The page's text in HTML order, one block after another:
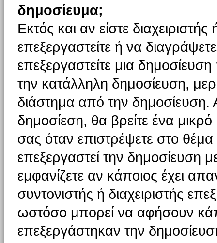
δημοσίευμα;
Εκτός και αν είστε
επεξεργαστείτε ή να
επεξεργαστείτε μια
την κατάλληλη δημοσίευση,
διάστημα από την δημοσίευση.
δημοσίεση, θα βρείτε ένα
σας όταν επιστρέψετε στο
επεξεργαστεί την δημοσίευση
εμφανίζετε αν κάποιος έχει
συντονιστής ή διαχειριστής
ωστόσο μπορεί να αφήσουν
επεξεργάστηκαν την